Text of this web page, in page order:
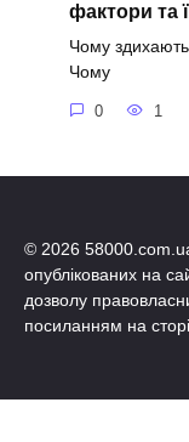
фактори та
Чому здихають
Чому
0 1
© 2026
опублікованих на
дозволу
посиланням на